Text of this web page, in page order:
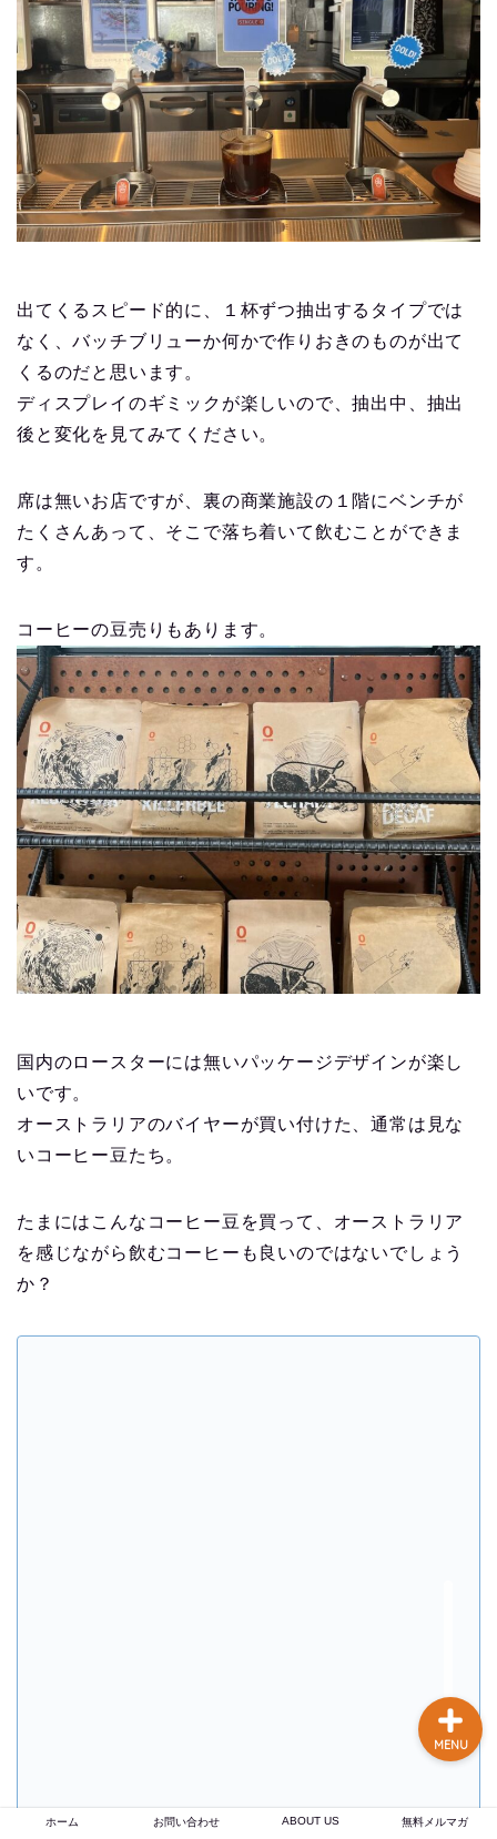
出てくるスピード的に、１杯ずつ抽出するタイプでは
なく、バッチブリューか何かで作りおきのものが出て
くるのだと思います。
ディスプレイのギミックが楽しいので、抽出中、抽出
後と変化を見てみてください。
席は無いお店ですが、裏の商業施設の１階にベンチが
たくさんあって、そこで落ち着いて飲むことができま
す。
コーヒーの豆売りもあります。
国内のロースターには無いパッケージデザインが楽し
いです。
オーストラリアのバイヤーが買い付けた、通常は見な
いコーヒー豆たち。
たまにはこんなコーヒー豆を買って、オーストラリア
を感じながら飲むコーヒーも良いのではないでしょう
か？
ホーム お問い合わせ ABOUT US 無料メルマガ
MENU
コーヒーショップ開業の
準備・やり方まとめ
覧。未経験でもOK！体験